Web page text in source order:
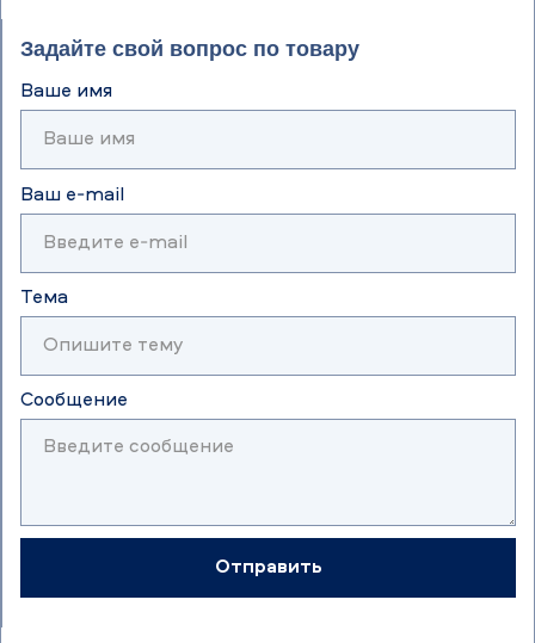
Задайте свой вопрос по товару
Ваше имя
Ваш e-mail
Тема
Сообщение
Отправить